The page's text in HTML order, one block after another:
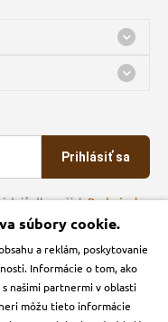
Prihlásiť sa
dle našichPodmínek
súbory cookie.
a reklám, poskytovanie
Informácie o tom, ako
našimi partnermi v oblasti
môžu tieto informácie